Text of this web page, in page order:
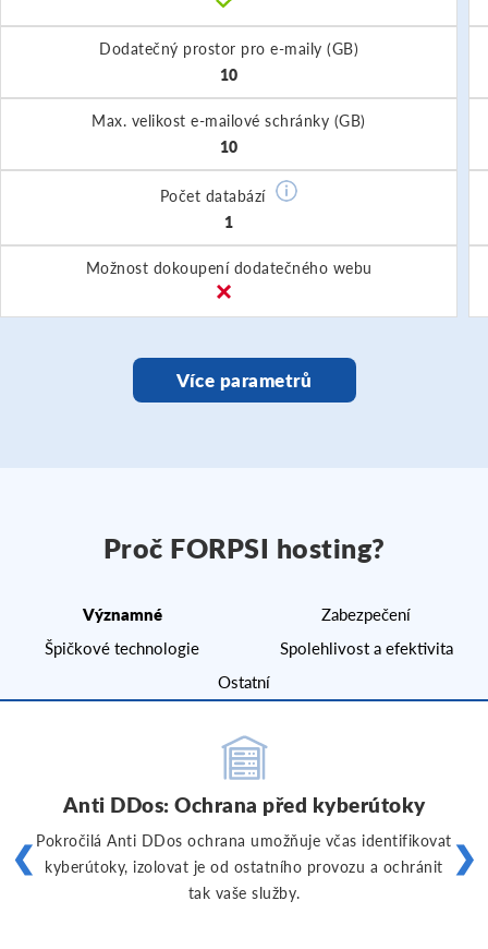
Dodatečný prostor pro e-maily (GB)
10
Max. velikost e-mailové schránky (GB)
10
Počet databází
1
Možnost dokoupení dodatečného webu
Více parametrů
Proč FORPSI hosting?
Významné
Zabezpečení
Špičkové technologie
Spolehlivost a efektivita
Ostatní
Anti DDos: Ochrana před kyberútoky
Pokročilá Anti DDos ochrana umožňuje včas identifikovat
kyberútoky, izolovat je od ostatního provozu a ochránit
tak vaše služby.
❮ ❯